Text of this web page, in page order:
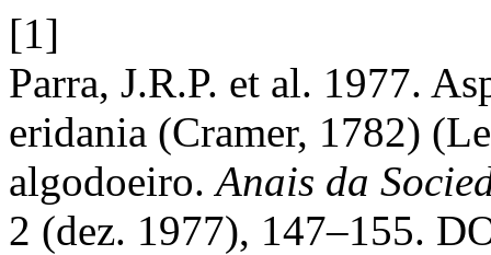
[1]
Parra, J.R.P. et al. 1977.
eridania (Cramer, 1782)
algodoeiro.Anais da
2 (dez. 1977), 147–155.